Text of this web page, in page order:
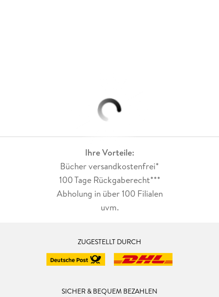
Ihre Vorteile:
Bücher versandkostenfrei*
100 Tage Rückgaberecht***
Abholung in über 100 Filialen
uvm.
ZUGESTELLT DURCH
SICHER & BEQUEM BEZAHLEN